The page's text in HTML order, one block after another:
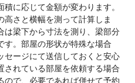
に応じて金額が変わります。
さと横幅を測って計算しま
は梁下から寸法を測り、梁部分
す。部屋の形状が特殊な場合
セージにて送信しておくと安心
されている部屋を依頼する場合
ので、必要であれば併せて予約